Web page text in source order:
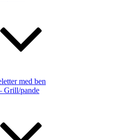
med ben
Grill/pande